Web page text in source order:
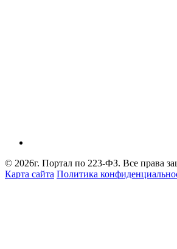
© 2026г. Портал по 223-ФЗ. Все права
Карта сайта Политика